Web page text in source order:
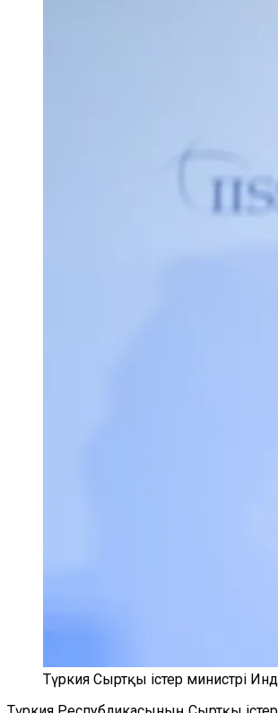
Түркия Сыртқы істер министрі